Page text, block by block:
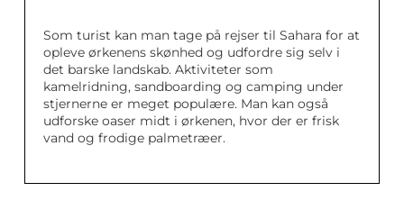
Som turist kan man tage på rejser til Sahara for at
opleve ørkenens skønhed og udfordre sig selv i
det barske landskab. Aktiviteter som
kamelridning, sandboarding og camping under
stjernerne er meget populære. Man kan også
udforske oaser midt i ørkenen, hvor der er frisk
vand og frodige palmetræer.